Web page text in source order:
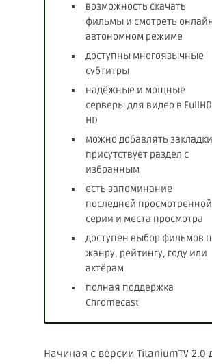
возможность скачать
фильмы и смотреть
автономном режиме
доступны многоязычные
субтитры
надёжные и мощные
серверы для видео в
HD
можно добавлять
присутствует раздел с
избранным
есть запоминание
последней просмотренной
серии и места просмотра
доступен выбор фильмов
жанру, рейтингу, году или
актёрам
полная поддержка
Chromecast
Начиная с версии TitaniumTV 2.0